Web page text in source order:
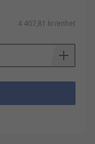
4 407,81 kr/enhet